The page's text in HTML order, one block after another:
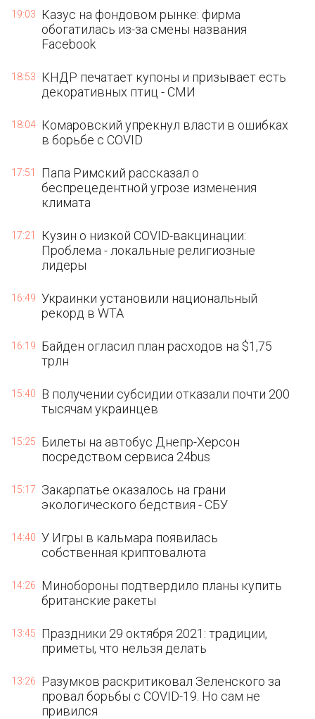
19:03
Казус на фондовом рынке: фирма
обогатилась из-за смены названия
Facebook
18:53
КНДР печатает купоны и призывает есть
декоративных птиц - СМИ
18:04 Комаровский упрекнул власти в ошибках
в борьбе с COVID
17:51
Папа Римский рассказал о
беспрецедентной угрозе изменения
климата
17:21
Кузин о низкой COVID-вакцинации:
Проблема - локальные религиозные
лидеры
16:49 Украинки установили национальный
рекорд в WTA
16:19
Байден огласил план расходов на $1,75
трлн
15:40
В получении субсидии отказали почти 200
тысячам украинцев
15:25
Билеты на автобус Днепр-Херсон
посредством сервиса 24bus
15:17
Закарпатье оказалось на грани
экологического бедствия - СБУ
14:40 У Игры в кальмара появилась
собственная криптовалюта
14:26
Минобороны подтвердило планы купить
британские ракеты
13:45
Праздники 29 октября 2021: традиции,
приметы, что нельзя делать
13:26
Разумков раскритиковал Зеленского за
провал борьбы с COVID-19. Но сам не
привился